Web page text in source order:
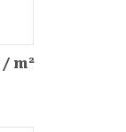
/ m²